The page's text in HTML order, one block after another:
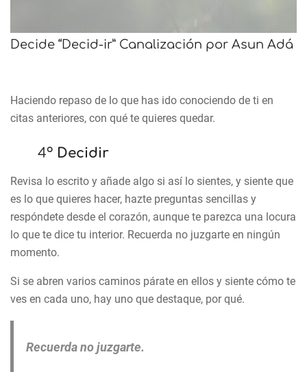
Decide “Decid-ir” Canalización por Asun Adá
Haciendo repaso de lo que has ido conociendo de ti en
citas anteriores, con qué te quieres quedar.
4º Decidir
Revisa lo escrito y añade algo si así lo sientes, y siente que
es lo que quieres hacer, hazte preguntas sencillas y
respóndete desde el corazón, aunque te parezca una locura
lo que te dice tu interior. Recuerda no juzgarte en ningún
momento.
Si se abren varios caminos párate en ellos y siente cómo te
ves en cada uno, hay uno que destaque, por qué.
Recuerda no juzgarte.